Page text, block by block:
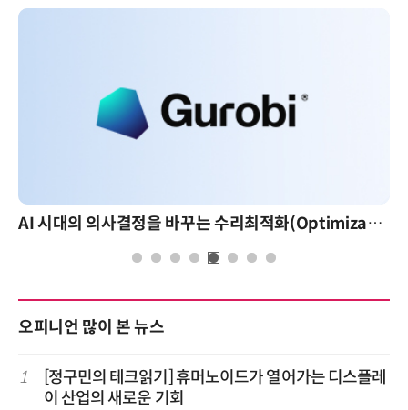
AI 시대의 의사결정을 바꾸는 수리최적화(Optimization): 실제 산업 적용 사례와 활용 전략
오피니언 많이 본 뉴스
1
[정구민의 테크읽기] 휴머노이드가 열어가는 디스플레
이 산업의 새로운 기회